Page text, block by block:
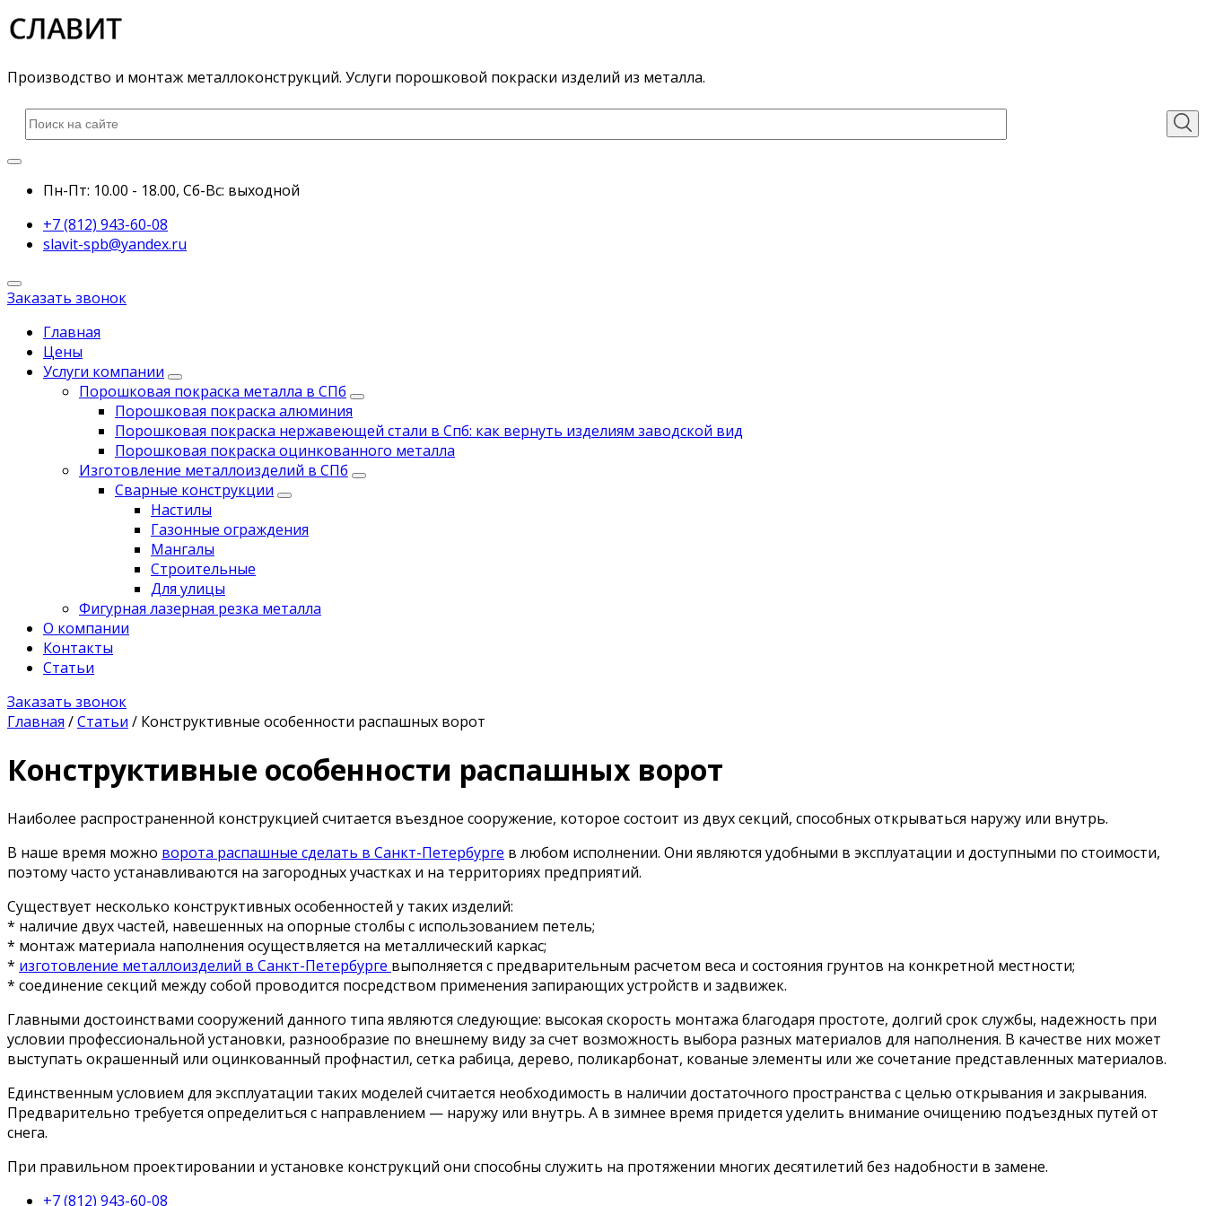
Производство и монтаж металлоконструкций. Услуги порошковой покраски изделий из металла.
Пн-Пт: 10.00 - 18.00, Сб-Вс: выходной
+7 (812) 943-60-08
slavit-spb@yandex.ru
Заказать звонок
Главная
Цены
Услуги компании
Порошковая покраска металла в СПб
Порошковая покраска алюминия
Порошковая покраска нержавеющей стали в Спб: как вернуть изделиям заводской вид
Порошковая покраска оцинкованного металла
Изготовление металлоизделий в СПб
Сварные конструкции
Настилы
Газонные ограждения
Мангалы
Строительные
Для улицы
Фигурная лазерная резка металла
О компании
Контакты
Статьи
Заказать звонок
Главная /Статьи / Конструктивные особенности распашных ворот
Конструктивные особенности распашных ворот
Наиболее распространенной конструкцией считается въездное сооружение, которое состоит из двух секций, способных открываться наружу или внутрь.
В наше время можно ворота распашные сделать в Санкт-Петербурге в любом исполнении. Они являются удобными в эксплуатации и доступными по стоимости,
поэтому часто устанавливаются на загородных участках и на территориях предприятий.
Существует несколько конструктивных особенностей у таких изделий:
* наличие двух частей, навешенных на опорные столбы с использованием петель;
* монтаж материала наполнения осуществляется на металлический каркас;
* изготовление металлоизделий в Санкт-Петербурге выполняется с предварительным расчетом веса и состояния грунтов на конкретной местности;
* соединение секций между собой проводится посредством применения запирающих устройств и задвижек.
Главными достоинствами сооружений данного типа являются следующие: высокая скорость монтажа благодаря простоте, долгий срок службы, надежность при
условии профессиональной установки, разнообразие по внешнему виду за счет возможность выбора разных материалов для наполнения. В качестве них может
выступать окрашенный или оцинкованный профнастил, сетка рабица, дерево, поликарбонат, кованые элементы или же сочетание представленных материалов.
Единственным условием для эксплуатации таких моделей считается необходимость в наличии достаточного пространства с целью открывания и закрывания.
Предварительно требуется определиться с направлением — наружу или внутрь. А в зимнее время придется уделить внимание очищению подъездных путей от
снега.
При правильном проектировании и установке конструкций они способны служить на протяжении многих десятилетий без надобности в замене.
+7 (812) 943-60-08